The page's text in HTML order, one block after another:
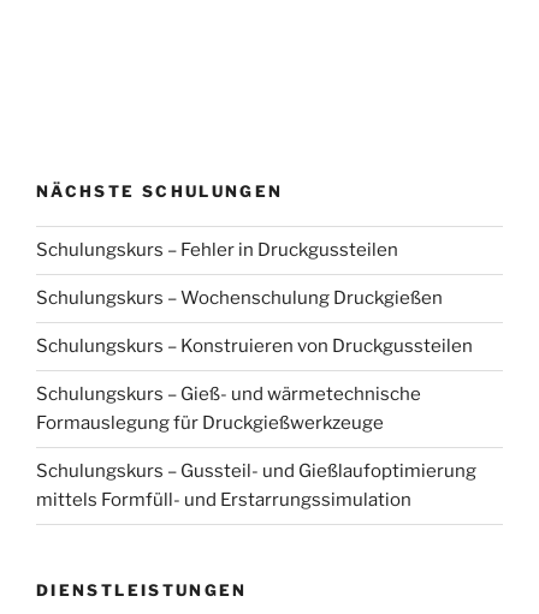
NÄCHSTE SCHULUNGEN
Schulungskurs – Fehler in Druckgussteilen
Schulungskurs – Wochenschulung Druckgießen
Schulungskurs – Konstruieren von Druckgussteilen
Schulungskurs – Gieß- und wärmetechnische
Formauslegung für Druckgießwerkzeuge
Schulungskurs – Gussteil- und Gießlaufoptimierung
mittels Formfüll- und Erstarrungssimulation
DIENSTLEISTUNGEN